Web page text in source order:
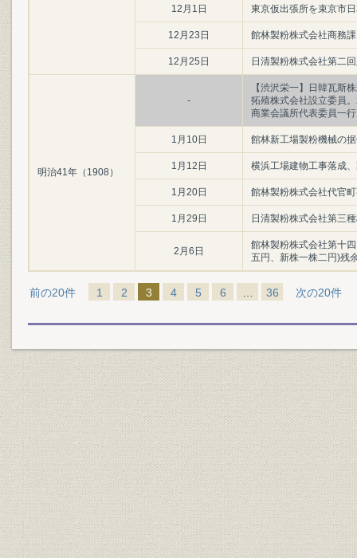
12月1日 東京仮出張所を束京市
12月23日 館林製粉株式会社商務
12月25日 日清製粉株式会社第二
明治41年（1908）
-
【渋沢栄一】日韓瓦斯
拓殖株式会社設立委員
商業会議所代表委員一
1月10日 館林新工場製粉機械の
1月12日 横浜工場建物工事落成
1月20日 館林製粉株式会社代官
1月29日 日清製粉株式会社第三
2月6日
館林製粉株式会社第十
五円、新株一株二円)残
前の20件 1 2 3 4 5 6 36 次の20件